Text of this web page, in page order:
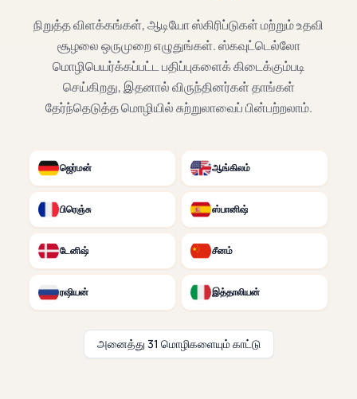
நிறுத்த விளக்கங்கள், ஆடியோ ஸ்கிரிப்டுகள் மற்றும் உதவி
சூழலை ஒருமுறை எழுதுங்கள். ஸ்கவுட்டெல்லோ
மொழிபெயர்க்கப்பட்ட பதிப்புகளைக் கிடைக்கும்படி
செய்கிறது, இதனால் விருந்தினர்கள் தாங்கள்
தேர்ந்தெடுத்த மொழியில் சுற்றுலாவைப் பின்பற்றலாம்.
ஜெர்மன் ஆங்கிலம்
பிரெஞ்சு ஸ்பானிஷ்
டேனிஷ் சீனம்
ரஷியன் இத்தாலியன்
அனைத்து 31 மொழிகளையும் காட்டு